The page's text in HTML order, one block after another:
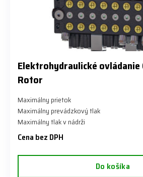
​Elektrohydraulické ovládanie
Rotor
Maximálny prietok
Maximálny prevádzkový tlak
Maximálny tlak v nádrži
Cena bez DPH
Do košíka